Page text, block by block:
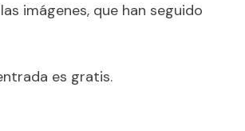
imágenes, que han seguido
es gratis.